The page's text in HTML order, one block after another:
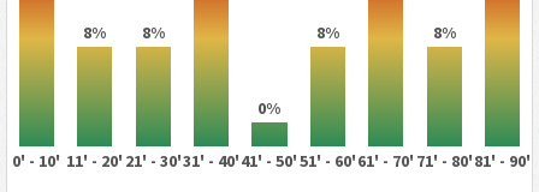
8% 8%
0%
8% 8%
0' - 10' 11' - 20' 21' - 30'31' - 40'41' - 50'51' - 60'61' - 70' 71' - 80'81' - 90'